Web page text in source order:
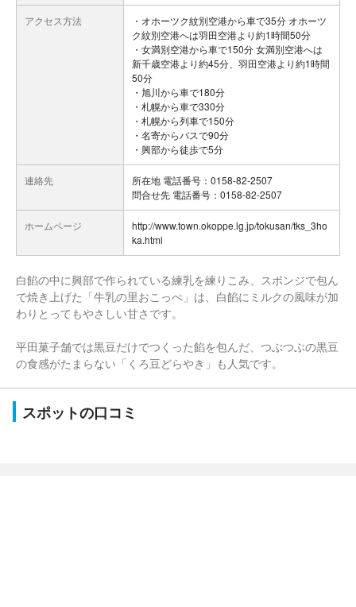
アクセス方法
・オホーツク紋別空港から車で35分 オホーツ
ク紋別空港へは羽田空港より約1時間50分
・女満別空港から車で150分 女満別空港へは
新千歳空港より約45分、羽田空港より約1時間
50分
・旭川から車で180分
・札幌から車で330分
・札幌から列車で150分
・名寄からバスで90分
・興部から徒歩で5分
連絡先
所在地 電話番号：0158-82-2507
問合せ先 電話番号：0158-82-2507
ホームページ
http://www.town.okoppe.lg.jp/tokusan/tks_3ho
ka.html
白餡の中に興部で作られている練乳を練りこみ、スポンジで包ん
で焼き上げた「牛乳の里おこっぺ」は、白餡にミルクの風味が加
わりとってもやさしい甘さです。
平田菓子舗では黒豆だけでつくった餡を包んだ、つぶつぶの黒豆
の食感がたまらない「くろ豆どらやき」も人気です。
スポットの口コミ